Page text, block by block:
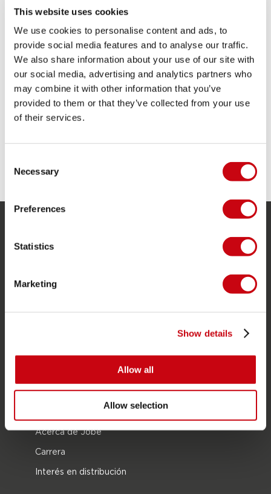
This website uses cookies
We use cookies to personalise content and ads, to
provide social media features and to analyse our traffic.
We also share information about your use of our site with
our social media, advertising and analytics partners who
may combine it with other information that you’ve
provided to them or that they’ve collected from your use
of their services.
Selection
Necessary
Preferences
Statistics
Marketing
Show details
Allow all
Allow selection
control
aterrizajes suaves
Fabricado 100% con energía solar.
Núcleo de alta presión
Non-obstacle board: no está diseñada para
montar pateadores, deslizadores u otros
El paquete contiene: Logo Series Wakeboard,
Maze Bindings, Bolsa transparente, Wake
SERVICIO
Devoluciones
Acerca de Jobe
Carrera
Interés en distribución